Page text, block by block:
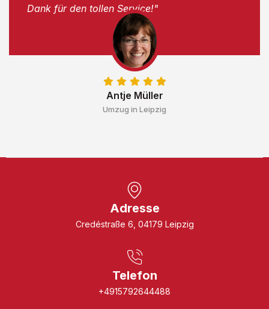
Antje Müller
Umzug in Leipzig
Dank für den tollen Service!"
Adresse
Credéstraße 6, 04179 Leipzig
Telefon
+4915792644488